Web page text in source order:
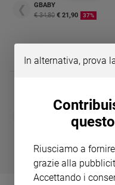
Chiesa
spiritualità
❮
GBABY
€ 34,80 € 21,90 37%
LE GRANDI BASILICHE
- VOL DA 1 AL 5
In alternativa, prova
Riusciamo a
grazie alla
Accettando i